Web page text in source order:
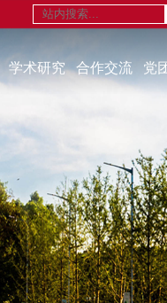
学术研究
科研成果
博士后流动站
学术交流
合作交流 党
教
学
学